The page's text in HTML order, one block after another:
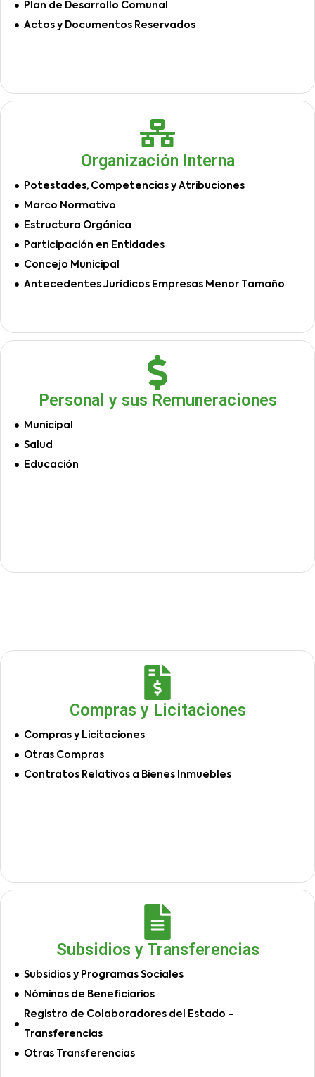
Plan de Desarrollo Comunal
Actos y Documentos Reservados
Organización Interna
Potestades, Competencias y Atribuciones
Marco Normativo
Estructura Orgánica
Participación en Entidades
Concejo Municipal
Antecedentes Jurídicos Empresas Menor Tamaño
Personal y sus Remuneraciones
Municipal
Salud
Educación
Compras y Licitaciones
Compras y Licitaciones
Otras Compras
Contratos Relativos a Bienes Inmuebles
Subsidios y Transferencias
Subsidios y Programas Sociales
Nóminas de Beneficiarios
Registro de Colaboradores del Estado -
Transferencias
Otras Transferencias